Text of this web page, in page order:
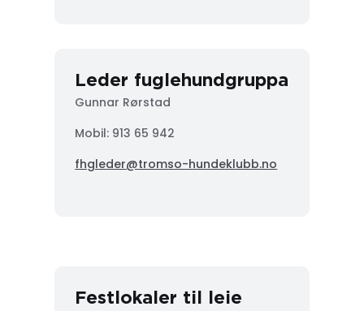
Leder fuglehundgruppa
Gunnar Rørstad
Mobil: 913 65 942
fhgleder@tromso-hundeklubb.no
Festlokaler til leie